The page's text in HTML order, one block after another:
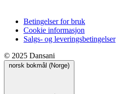
Betingelser for bruk
Cookie informasjon
Salgs- og leveringsbetingelser
© 2025 Dansani
norsk bokmål (Norge)